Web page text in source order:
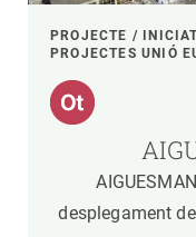
PROJECTE /
PROJECTES UNIÓ
desplegament